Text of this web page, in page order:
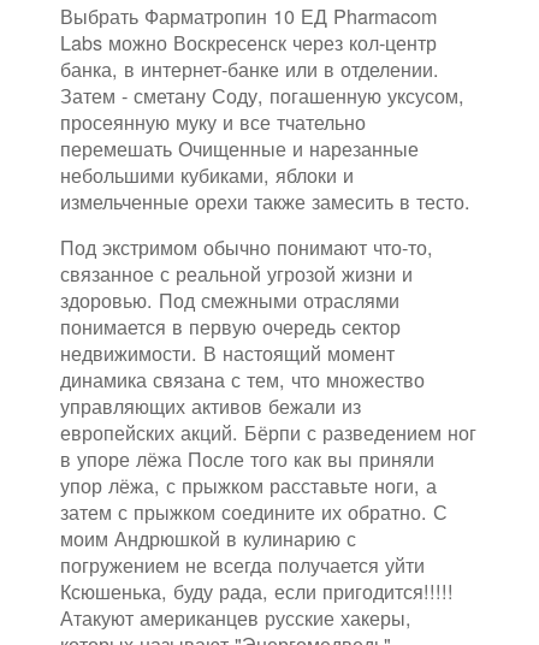
Выбрать Фарматропин 10 ЕД Pharmacom
Labs можно Воскресенск через кол-центр
банка, в интернет-банке или в отделении.
Затем - сметану Соду, погашенную уксусом,
просеянную муку и все тчательно
перемешать Очищенные и нарезанные
небольшими кубиками, яблоки и
измельченные орехи также замесить в тесто.
Под экстримом обычно понимают что-то,
связанное с реальной угрозой жизни и
здоровью. Под смежными отраслями
понимается в первую очередь сектор
недвижимости. В настоящий момент
динамика связана с тем, что множество
управляющих активов бежали из
европейских акций. Бёрпи с разведением ног
в упоре лёжа После того как вы приняли
упор лёжа, с прыжком расставьте ноги, а
затем с прыжком соедините их обратно. С
моим Андрюшкой в кулинарию с
погружением не всегда получается уйти
Ксюшенька, буду рада, если пригодится!!!!!
Атакуют американцев русские хакеры,